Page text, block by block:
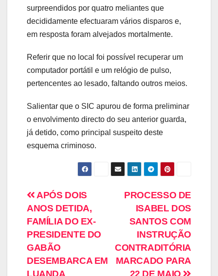
surpreendidos por quatro meliantes que
decididamente efectuaram vários disparos e,
em resposta foram alvejados mortalmente.
Referir que no local foi possível recuperar um
computador portátil e um relógio de pulso,
pertencentes ao lesado, faltando outros meios.
Salientar que o SIC apurou de forma preliminar
o envolvimento directo do seu anterior guarda,
já detido, como principal suspeito deste
esquema criminoso.
PROCESSO DE
ISABEL DOS
SANTOS COM
INSTRUÇÃO
CONTRADITÓRIA
MARCADO PARA
APÓS DOIS
ANOS DETIDA,
FAMÍLIA DO EX-
PRESIDENTE DO
GABÃO
DESEMBARCA EM